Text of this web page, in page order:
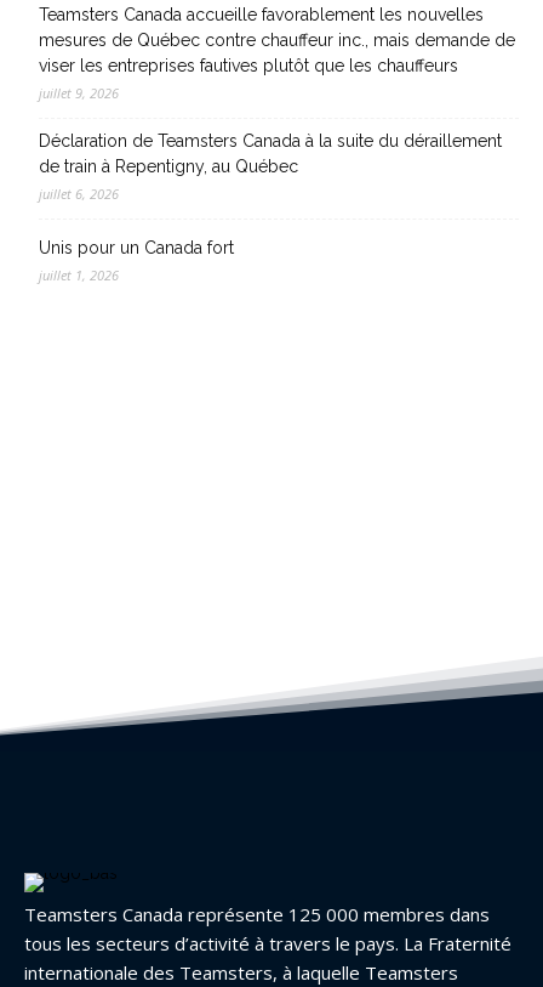
Teamsters Canada accueille favorablement les nouvelles
mesures de Québec contre chauffeur inc., mais demande de
viser les entreprises fautives plutôt que les chauffeurs
juillet 9, 2026
Déclaration de Teamsters Canada à la suite du déraillement
de train à Repentigny, au Québec
juillet 6, 2026
Unis pour un Canada fort
juillet 1, 2026
Teamsters Canada représente 125 000 membres dans
tous les secteurs d’activité à travers le pays. La Fraternité
internationale des Teamsters, à laquelle Teamsters